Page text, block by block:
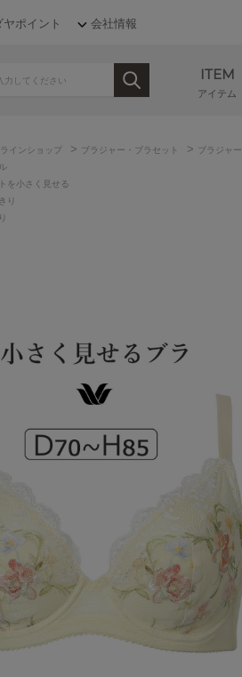
ヤポイント 会社情報
ITEM
アイテム
インショップ > ブラジャー・ブラセット > ブラジャー
を小さく見せる
り